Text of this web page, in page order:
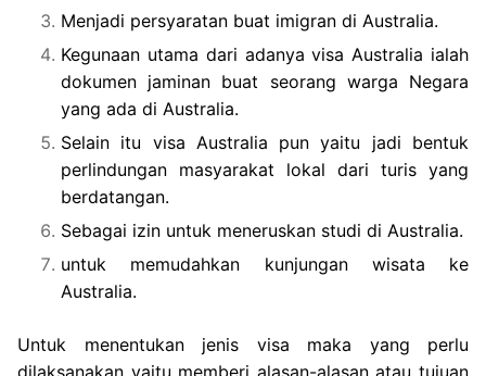
Menjadi persyaratan buat imigran di Australia.
Kegunaan utama dari adanya visa Australia ialah
dokumen jaminan buat seorang warga Negara
yang ada di Australia.
Selain itu visa Australia pun yaitu jadi bentuk
perlindungan masyarakat lokal dari turis yang
berdatangan.
Sebagai izin untuk meneruskan studi di Australia.
untuk memudahkan kunjungan wisata ke
Australia.
Untuk menentukan jenis visa maka yang perlu